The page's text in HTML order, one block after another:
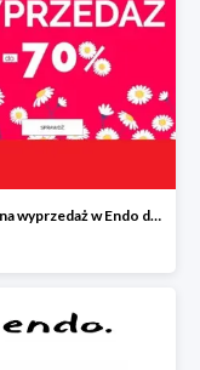
Wiosenna wyprzedaż w Endo do -70%